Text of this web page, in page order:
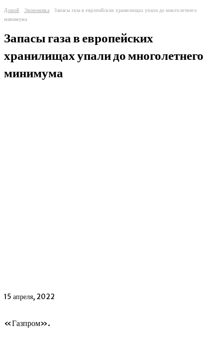
Домой Экономика
Запасы газа в европейских хранилищах упали до многолетнего
минимума
Запасы газа в европейских
хранилищах упали до многолетнего
минимума
15 апреля, 2022
«Газпром».